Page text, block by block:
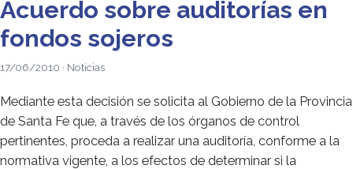
Acuerdo sobre auditorías en
fondos sojeros
17/06/2010 · Noticias
Mediante esta decisión se solicita al Gobierno de la Provincia
de Santa Fe que, a través de los órganos de control
pertinentes, proceda a realizar una auditoría, conforme a la
normativa vigente, a los efectos de determinar si la